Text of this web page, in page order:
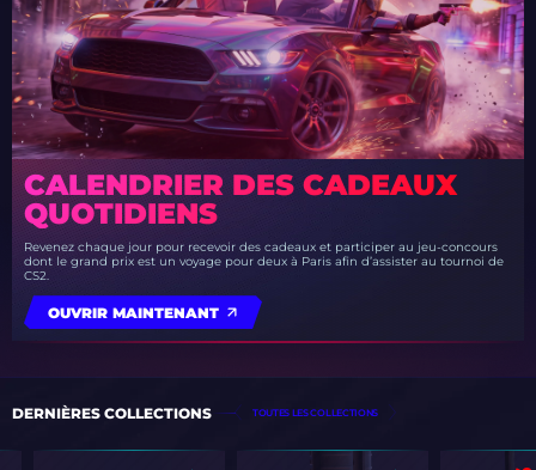
CALENDRIER DES CADEAUX
QUOTIDIENS
Revenez chaque jour pour recevoir des cadeaux et participer au jeu-concours
dont le grand prix est un voyage pour deux à Paris afin d’assister au tournoi de
CS2.
OUVRIR MAINTENANT
DERNIÈRES COLLECTIONS TOUTES LES COLLECTIONS